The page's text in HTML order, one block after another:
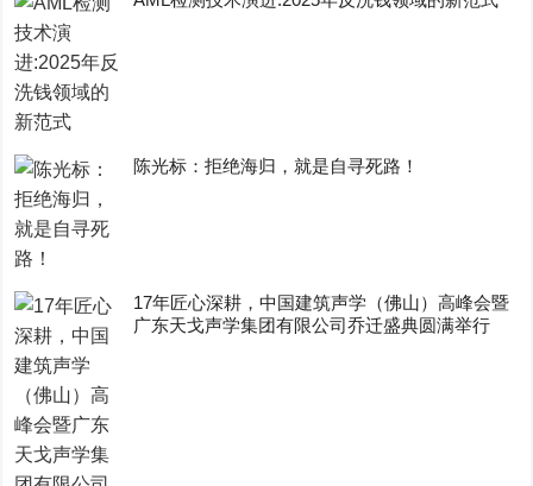
陈光标：拒绝海归，就是自寻死路！
17年匠心深耕，中国建筑声学（佛山）高峰会暨
广东天戈声学集团有限公司乔迁盛典圆满举行